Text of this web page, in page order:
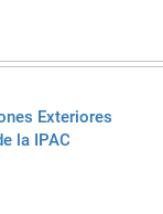
Exteriores
la IPAC